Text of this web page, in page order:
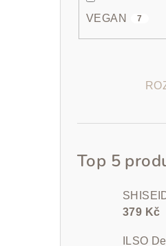
VEGAN 7
Top 5
379 Kč
ILSO